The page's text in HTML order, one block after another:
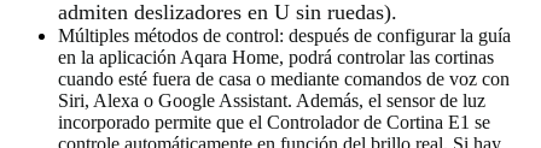
admiten deslizadores en U sin ruedas).
Múltiples métodos de control: después de configurar la guía
en la aplicación Aqara Home, podrá controlar las cortinas
cuando esté fuera de casa o mediante comandos de voz con
Siri, Alexa o Google Assistant. Además, el sensor de luz
incorporado permite que el Controlador de Cortina E1 se
controle automáticamente en función del brillo real. Si hay